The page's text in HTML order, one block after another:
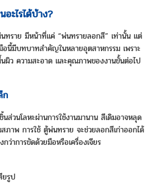
ะไรได้บ้าง?
ทราย มีหน้าที่แค่ “พ่นทรายลอกสี” เท่านั้น แต่
อนี้มีบทบาทสำคัญในหลายอุตสาหกรรม เพราะ
นผิว ความสะอาด และคุณภาพของงานขั้นต่อไป
ก
นส่วนโลหะผ่านการใช้งานมานาน สีเดิมอาจหลุด
ภาพ การใช้ ตู้พ่นทราย จะช่วยลอกสีเก่าออกได้
ว่าการขัดด้วยมือหรือเครื่องเจียร
ยรูป